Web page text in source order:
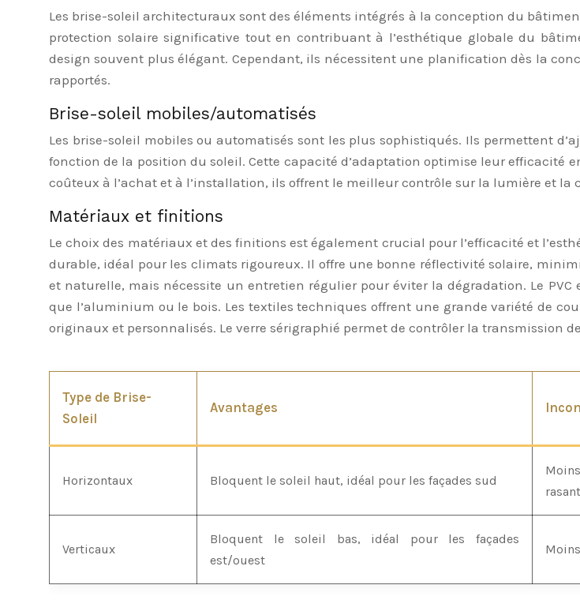
Les brise-soleil architecturaux sont des éléments intégrés à la conception du
protection solaire significative tout en contribuant à l’esthétique globale du
design souvent plus élégant. Cependant, ils nécessitent une planification dès la
rapportés.
Brise-soleil mobiles/automatisés
Les brise-soleil mobiles ou automatisés sont les plus sophistiqués. Ils permettent
fonction de la position du soleil. Cette capacité d’adaptation optimise leur efficacité
coûteux à l’achat et à l’installation, ils offrent le meilleur contrôle sur la lumière et la
Matériaux et finitions
Le choix des matériaux et des finitions est également crucial pour l’efficacité et
durable, idéal pour les climats rigoureux. Il offre une bonne réflectivité solaire,
et naturelle, mais nécessite un entretien régulier pour éviter la dégradation. Le
que l’aluminium ou le bois. Les textiles techniques offrent une grande variété de
originaux et personnalisés. Le verre sérigraphié permet de contrôler la transmission
Type de Brise-
Soleil
Avantages
Horizontaux Bloquent le soleil haut, idéal pour les façades sud
Verticaux
Bloquent le soleil bas, idéal pour les façades
est/ouest